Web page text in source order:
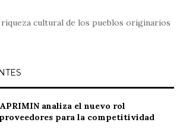
riqueza cultural de los pueblos originarios
analiza el nuevo rol
para la competitividad